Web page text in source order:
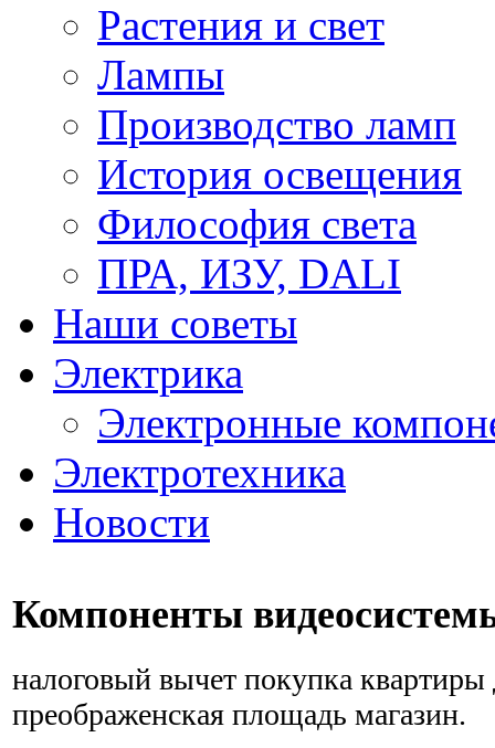
Растения и свет
Лампы
Производство ламп
История освещения
Философия света
ПРА, ИЗУ, DALI
Наши советы
Электрика
Электронные
Электротехника
Новости
Компоненты
налоговый вычет покупка
преображенская площадь магазин.